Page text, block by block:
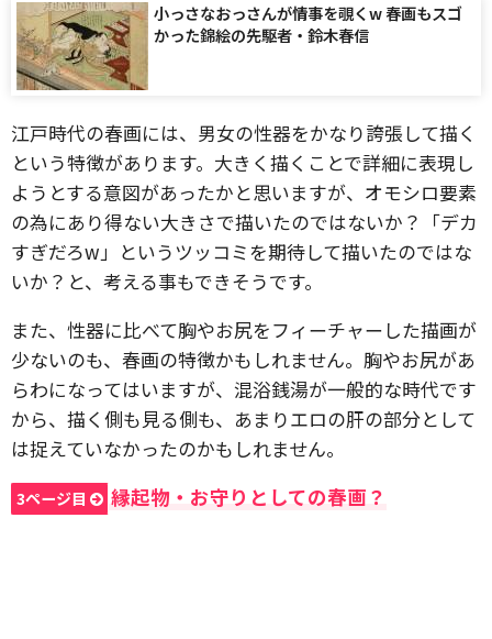
小っさなおっさんが情事を覗くw 春画もスゴ
かった錦絵の先駆者・鈴木春信
江戸時代の春画には、男女の性器をかなり誇張して描く
という特徴があります。大きく描くことで詳細に表現し
ようとする意図があったかと思いますが、オモシロ要素
の為にあり得ない大きさで描いたのではないか？「デカ
すぎだろw」というツッコミを期待して描いたのではな
いか？と、考える事もできそうです。
また、性器に比べて胸やお尻をフィーチャーした描画が
少ないのも、春画の特徴かもしれません。胸やお尻があ
らわになってはいますが、混浴銭湯が一般的な時代です
から、描く側も見る側も、あまりエロの肝の部分として
は捉えていなかったのかもしれません。
3ページ目 縁起物・お守りとしての春画？